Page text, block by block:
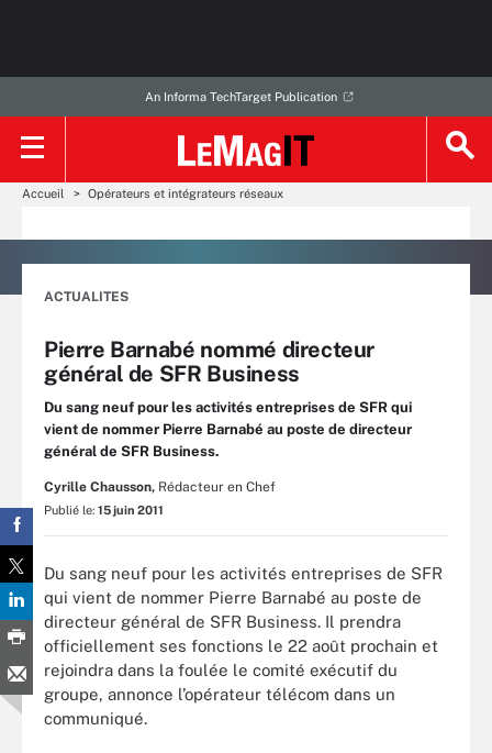
An Informa TechTarget Publication
Accueil Opérateurs et intégrateurs réseaux
ACTUALITES
Pierre Barnabé nommé directeur
général de SFR Business
Du sang neuf pour les activités entreprises de SFR qui
vient de nommer Pierre Barnabé au poste de directeur
général de SFR Business.
Cyrille Chausson, Rédacteur en Chef
Publié le: 15 juin 2011
Du sang neuf pour les activités entreprises de SFR
qui vient de nommer Pierre Barnabé au poste de
directeur général de SFR Business. Il prendra
officiellement ses fonctions le 22 août prochain et
rejoindra dans la foulée le comité exécutif du
groupe, annonce l’opérateur télécom dans un
communiqué.